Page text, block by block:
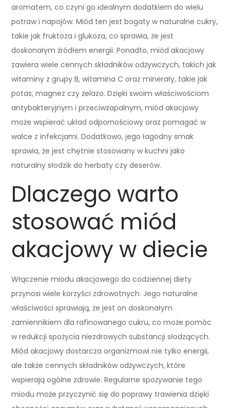
aromatem, co czyni go idealnym dodatkiem do wielu
potraw i napojów. Miód ten jest bogaty w naturalne cukry,
takie jak fruktoza i glukoza, co sprawia, że jest
doskonałym źródłem energii. Ponadto, miód akacjowy
zawiera wiele cennych składników odżywczych, takich jak
witaminy z grupy B, witamina C oraz minerały, takie jak
potas, magnez czy żelazo. Dzięki swoim właściwościom
antybakteryjnym i przeciwzapalnym, miód akacjowy
może wspierać układ odpornościowy oraz pomagać w
walce z infekcjami. Dodatkowo, jego łagodny smak
sprawia, że jest chętnie stosowany w kuchni jako
naturalny słodzik do herbaty czy deserów.
Dlaczego warto
stosować miód
akacjowy w diecie
Włączenie miodu akacjowego do codziennej diety
przynosi wiele korzyści zdrowotnych. Jego naturalne
właściwości sprawiają, że jest on doskonałym
zamiennikiem dla rafinowanego cukru, co może pomóc
w redukcji spożycia niezdrowych substancji słodzących.
Miód akacjowy dostarcza organizmowi nie tylko energii,
ale także cennych składników odżywczych, które
wspierają ogólne zdrowie. Regularne spożywanie tego
miodu może przyczynić się do poprawy trawienia dzięki